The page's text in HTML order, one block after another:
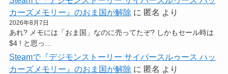
カーズメモリー』のおま国が解除 に 匿名 より
2026年8月7日
あれ? メモには「おま国」なのに売ってたぞ? しかもセール時は
$4 ! と思っ…
Steamで『デジモンストーリー サイバースルゥース ハッ
カーズメモリー』のおま国が解除 に 匿名 より